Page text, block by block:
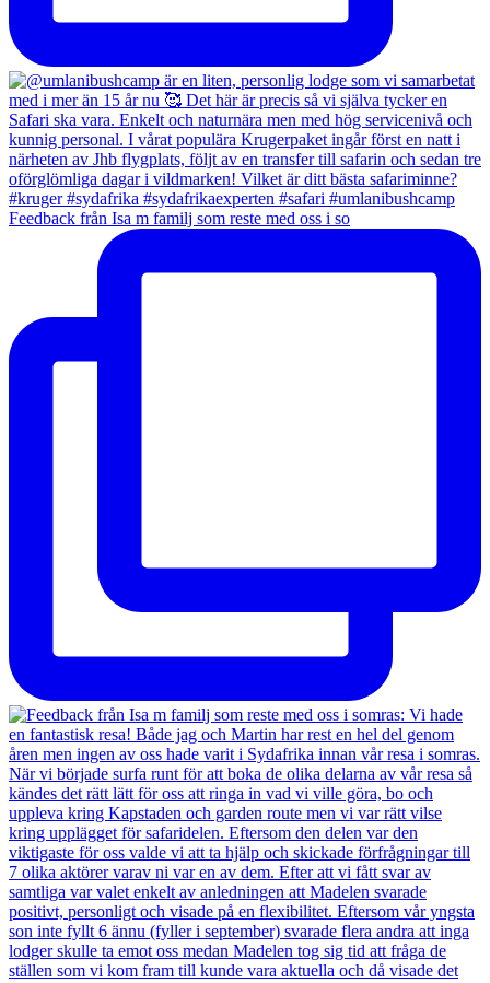
Feedback från Isa m familj som reste med oss i so